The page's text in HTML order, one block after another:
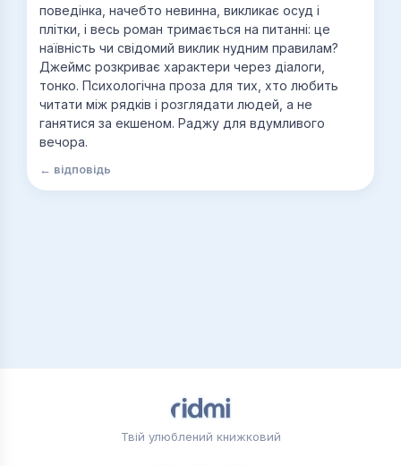
поведінка, начебто невинна, викликає осуд і
плітки, і весь роман тримається на питанні: це
наївність чи свідомий виклик нудним правилам?
Джеймс розкриває характери через діалоги,
тонко. Психологічна проза для тих, хто любить
читати між рядків і розглядати людей, а не
ганятися за екшеном. Раджу для вдумливого
вечора.
← відповідь
Твій улюблений книжковий